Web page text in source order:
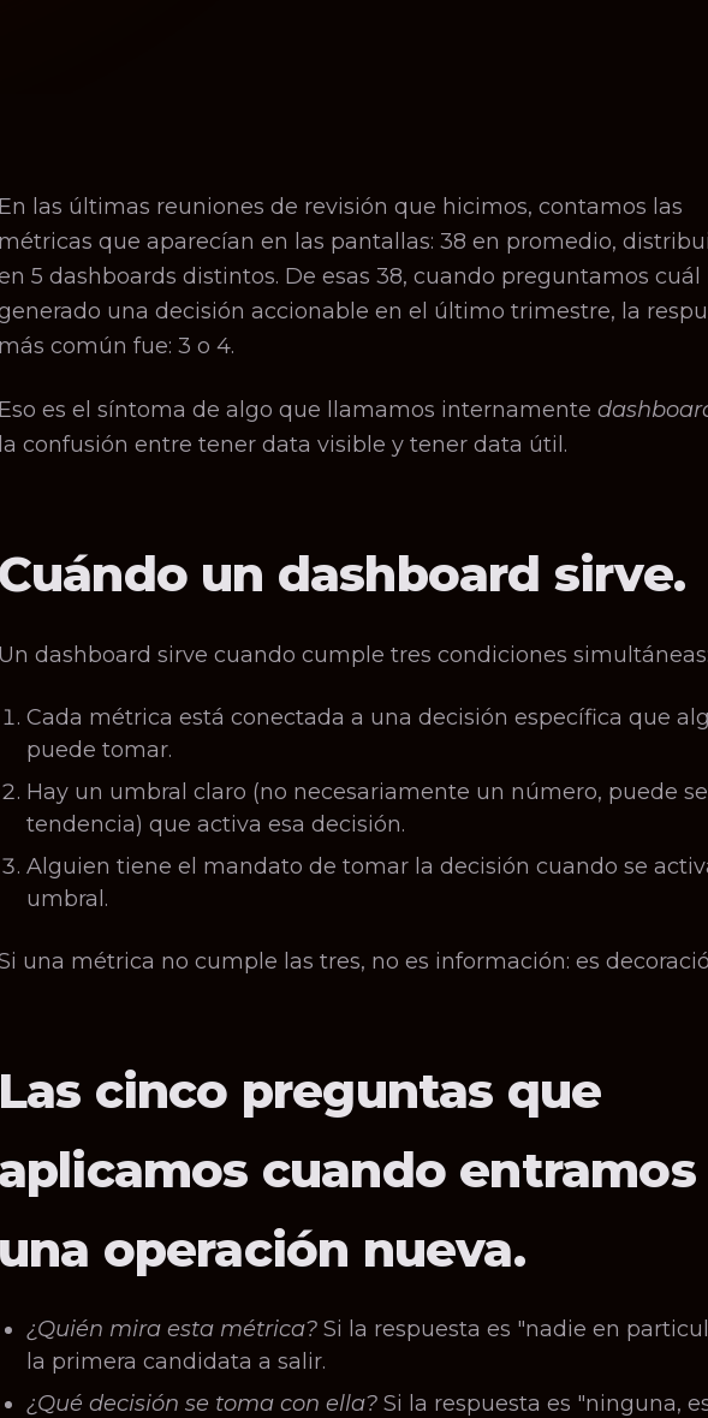
En las últimas reuniones de revisión que hicimos, contamos las
métricas que aparecían en las pantallas: 38 en promedio,
5 dashboards distintos. De esas 38, cuando preguntamos cuál
una decisión accionable en el último trimestre, la
más común fue: 3 o 4.
Eso es el síntoma de algo que llamamos internamente
la confusión entre tener data visible y tener data útil.
Cuándo un dashboard sirve.
Un dashboard sirve cuando cumple tres condiciones simultáneas:
Cada métrica está conectada a una decisión específica que
puede tomar.
Hay un umbral claro (no necesariamente un número, puede
tendencia) que activa esa decisión.
Alguien tiene el mandato de tomar la decisión cuando se
umbral.
una métrica no cumple las tres, no es información: es
Las cinco preguntas que
aplicamos cuando entramos
una operación nueva.
¿Quién mira esta métrica?Si la respuesta es "nadie en
la primera candidata a salir.
¿Qué decisión se toma con ella?Si la respuesta es "ninguna,